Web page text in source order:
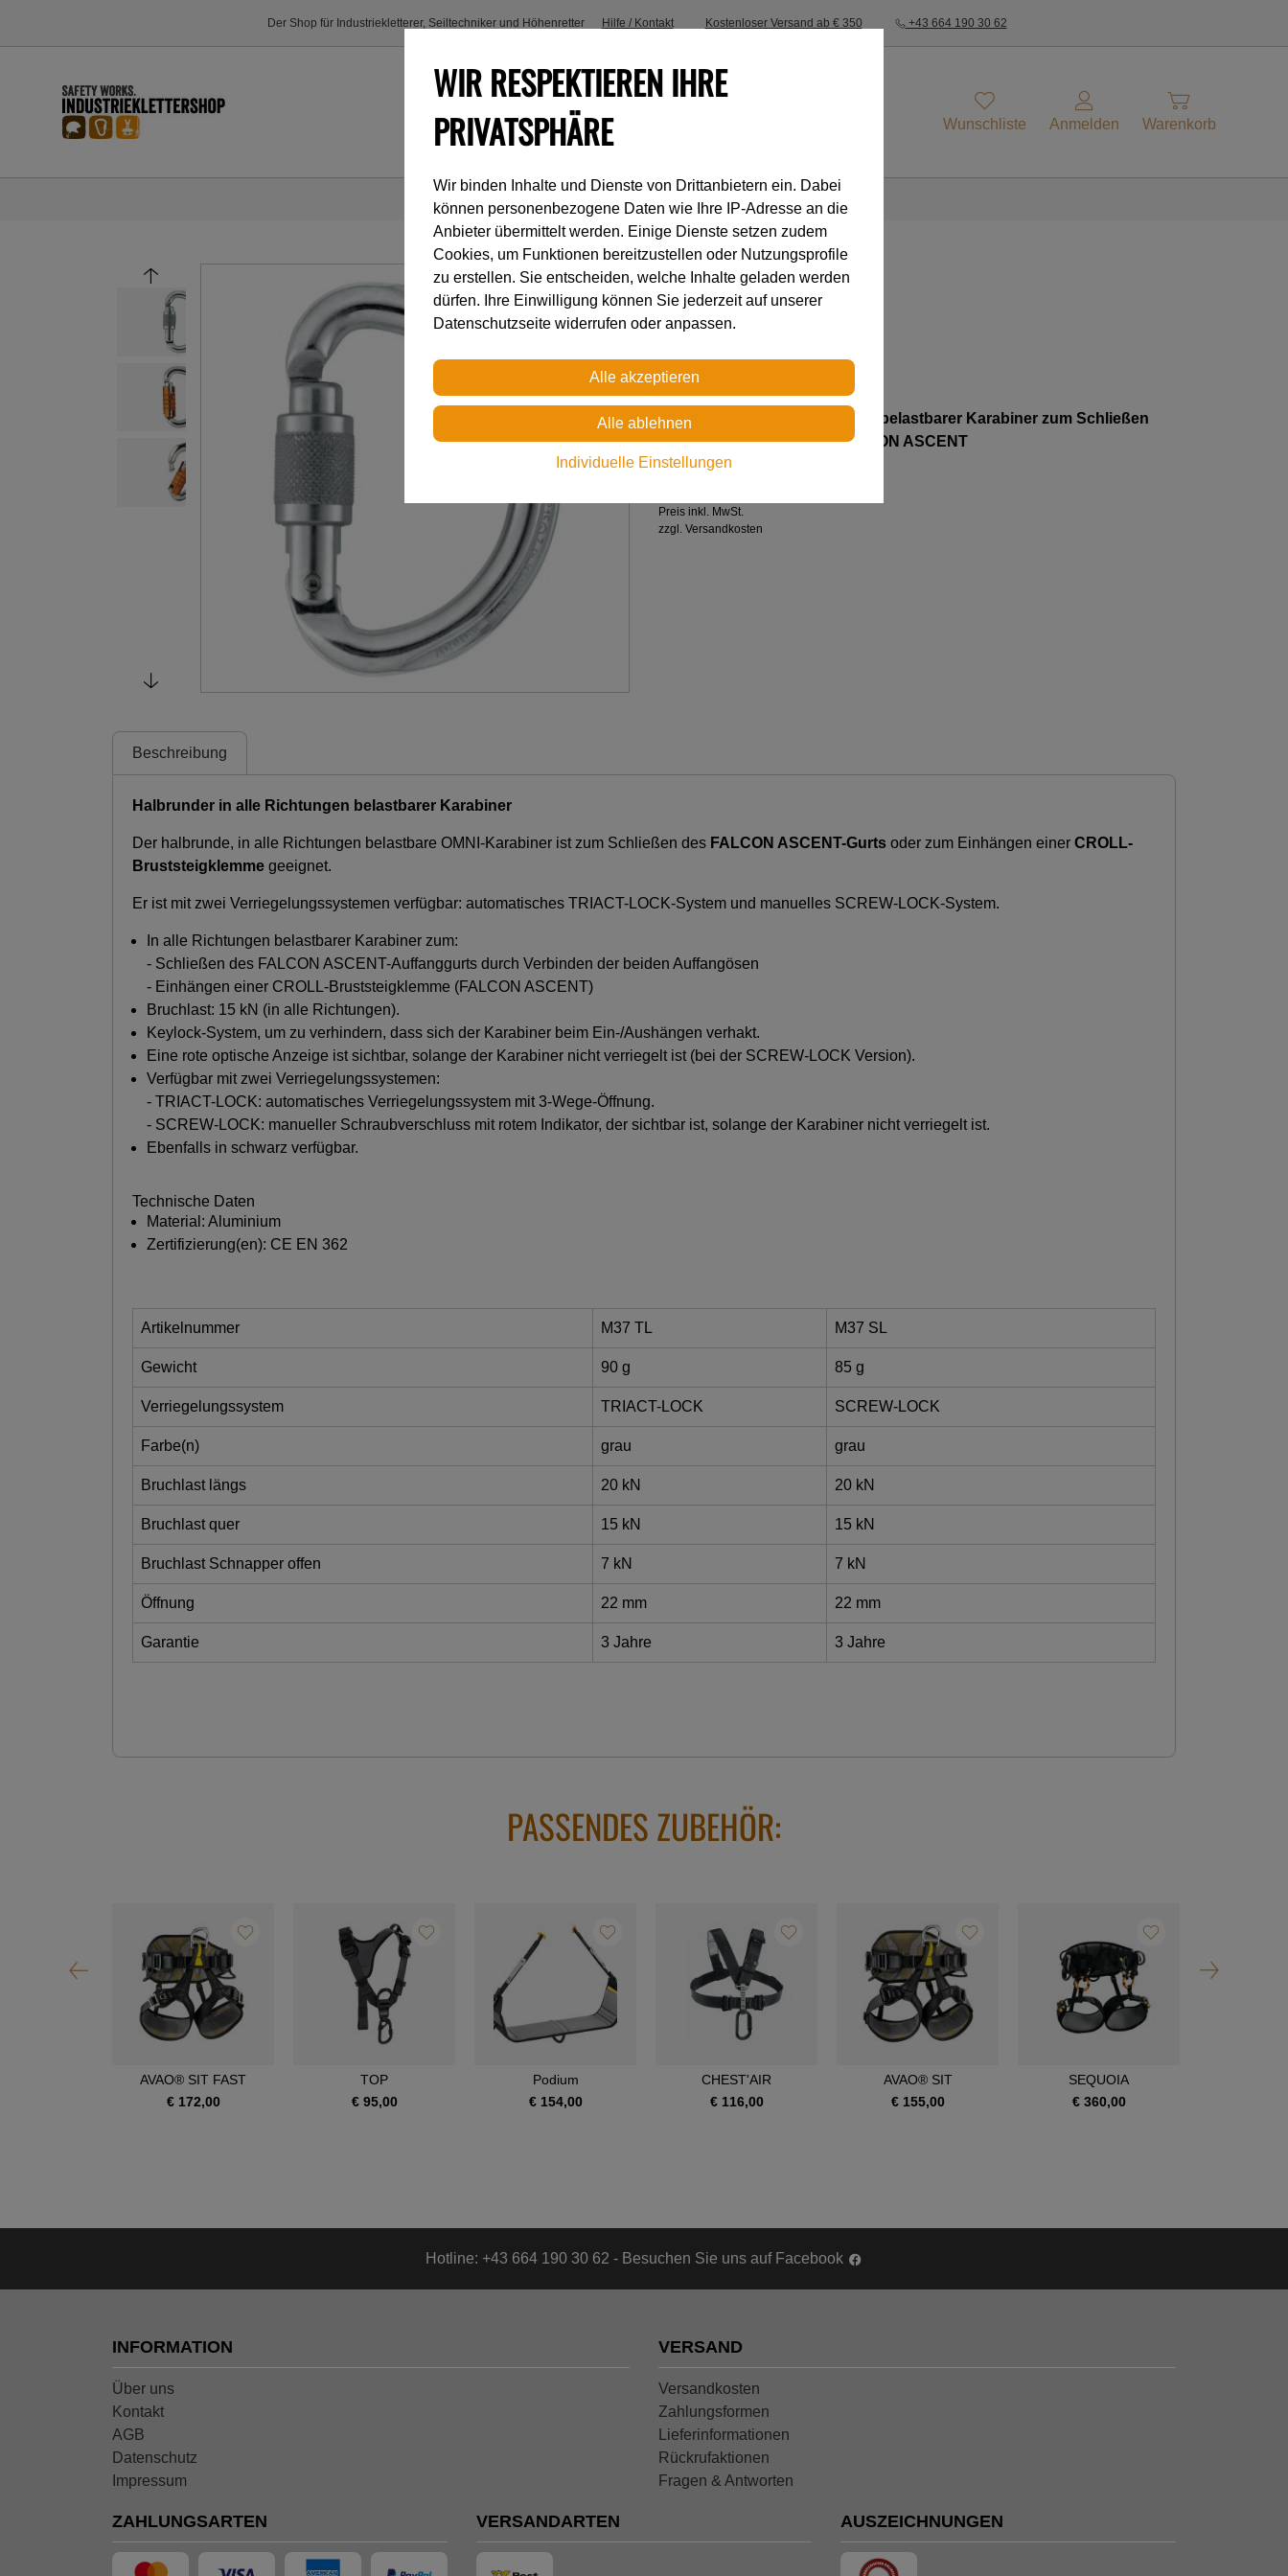
Der Shop für Industriekletterer, Seiltechniker und Höhenretter Hilfe / Kontakt Kostenloser Versand ab € 350 +43 664 190 30 62
Wunschliste Anmelden Warenkorb
Industrieklettern Accessoires
Petzl
OMNI
Halbrunder in alle Richtungen belastbarer Karabiner zum Schließen
der Gurte NEWTON und FALCON ASCENT
Preis inkl. MwSt.
zzgl. Versandkosten
Beschreibung
Halbrunder in alle Richtungen belastbarer Karabiner
Der halbrunde, in alle Richtungen belastbare OMNI-Karabiner ist zum Schließen des FALCON ASCENT-Gurts oder zum Einhängen einer CROLL-
Bruststeigklemme geeignet.
Er ist mit zwei Verriegelungssystemen verfügbar: automatisches TRIACT-LOCK-System und manuelles SCREW-LOCK-System.
In alle Richtungen belastbarer Karabiner zum:
- Schließen des FALCON ASCENT-Auffanggurts durch Verbinden der beiden Auffangösen
- Einhängen einer CROLL-Bruststeigklemme (FALCON ASCENT)
Bruchlast: 15 kN (in alle Richtungen).
Keylock-System, um zu verhindern, dass sich der Karabiner beim Ein-/Aushängen verhakt.
Eine rote optische Anzeige ist sichtbar, solange der Karabiner nicht verriegelt ist (bei der SCREW-LOCK Version).
Verfügbar mit zwei Verriegelungssystemen:
- TRIACT-LOCK: automatisches Verriegelungssystem mit 3-Wege-Öffnung.
- SCREW-LOCK: manueller Schraubverschluss mit rotem Indikator, der sichtbar ist, solange der Karabiner nicht verriegelt ist.
Ebenfalls in schwarz verfügbar.
Technische Daten
Material: Aluminium
Zertifizierung(en): CE EN 362
Artikelnummer M37 TL M37 SL
Gewicht 90 g 85 g
Verriegelungssystem TRIACT-LOCK SCREW-LOCK
Farbe(n) grau grau
Bruchlast längs 20 kN 20 kN
Bruchlast quer 15 kN 15 kN
Bruchlast Schnapper offen 7 kN 7 kN
Öffnung 22 mm 22 mm
Garantie 3 Jahre 3 Jahre
PASSENDES ZUBEHÖR:
AVAO® SIT FAST
€ 172,00
TOP
€ 95,00
Podium
€ 154,00
CHEST'AIR
€ 116,00
AVAO® SIT
€ 155,00
SEQUOIA
€ 360,00
WIR RESPEKTIEREN IHRE
PRIVATSPHÄRE
Wir binden Inhalte und Dienste von Drittanbietern ein. Dabei
können personenbezogene Daten wie Ihre IP-Adresse an die
Anbieter übermittelt werden. Einige Dienste setzen zudem
Cookies, um Funktionen bereitzustellen oder Nutzungsprofile
zu erstellen. Sie entscheiden, welche Inhalte geladen werden
dürfen. Ihre Einwilligung können Sie jederzeit auf unserer
Datenschutzseite widerrufen oder anpassen.
Individuelle Einstellungen
Hotline: +43 664 190 30 62 - Besuchen Sie uns auf Facebook
INFORMATION
Über uns
Kontakt
AGB
Datenschutz
Impressum
VERSAND
Versandkosten
Zahlungsformen
Lieferinformationen
Rückrufaktionen
Fragen & Antworten
ZAHLUNGSARTEN VERSANDARTEN AUSZEICHNUNGEN